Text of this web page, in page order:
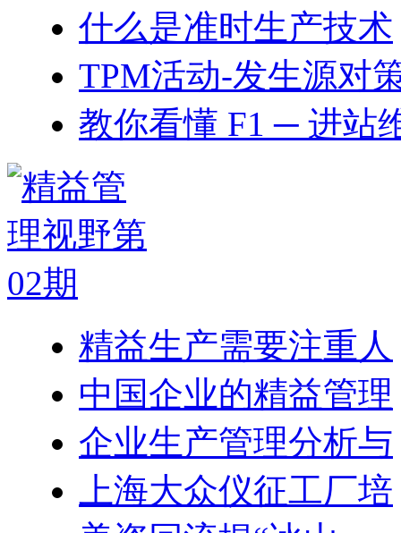
什么是准时生产技术
TPM活动-发生源对
教你看懂 F1 ─ 进站
精益生产需要注重人
中国企业的精益管理
企业生产管理分析与
上海大众仪征工厂培